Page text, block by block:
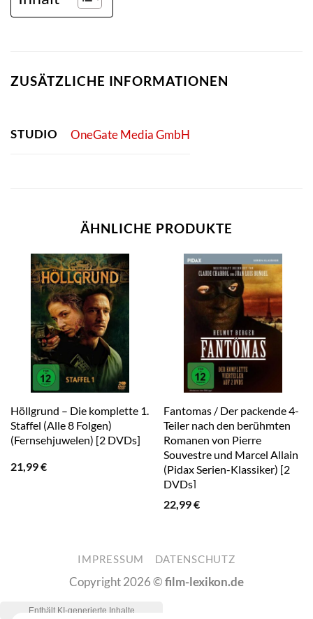
ZUSÄTZLICHE INFORMATIONEN
STUDIO OneGate Media GmbH
ÄHNLICHE PRODUKTE
Höllgrund – Die komplette 1.
Staffel (Alle 8 Folgen)
(Fernsehjuwelen) [2 DVDs]
21,99€
Fantomas / Der packende 4-
Teiler nach den berühmten
Romanen von Pierre
Souvestre und Marcel Allain
(Pidax Serien-Klassiker) [2
DVDs]
22,99€
IMPRESSUM DATENSCHUTZ
Copyright 2026 ©film-lexikon.de